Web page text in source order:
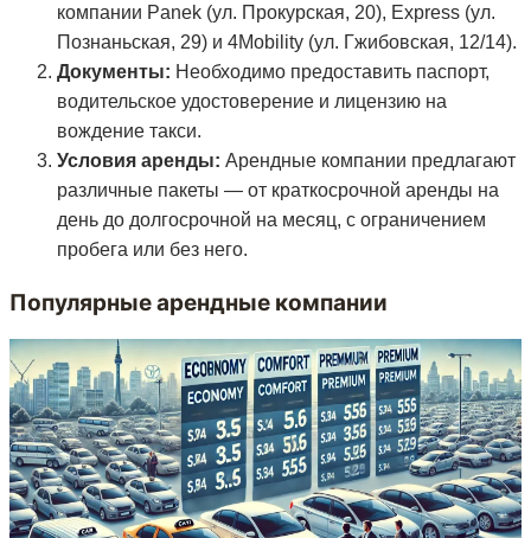
компании Panek (ул. Прокурская, 20), Express (ул.
Познаньская, 29) и 4Mobility (ул. Гжибовская, 12/14).
Документы: Необходимо предоставить паспорт,
водительское удостоверение и лицензию на
вождение такси.
Условия аренды: Арендные компании предлагают
различные пакеты — от краткосрочной аренды на
день до долгосрочной на месяц, с ограничением
пробега или без него.
Популярные арендные компании